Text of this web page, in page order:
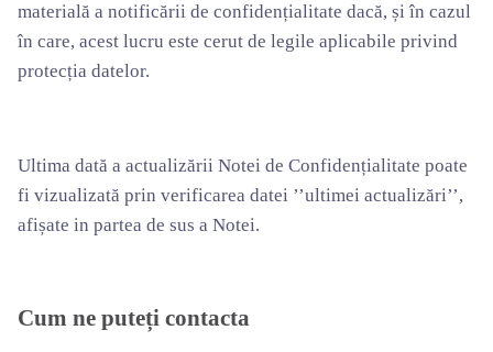
materială a notificării de confidențialitate dacă, și în cazul
în care, acest lucru este cerut de legile aplicabile privind
protecția datelor.
Ultima dată a actualizării Notei de Confidențialitate poate
fi vizualizată prin verificarea datei ’’ultimei actualizări’’,
afișate in partea de sus a Notei.
Cum ne puteți contacta